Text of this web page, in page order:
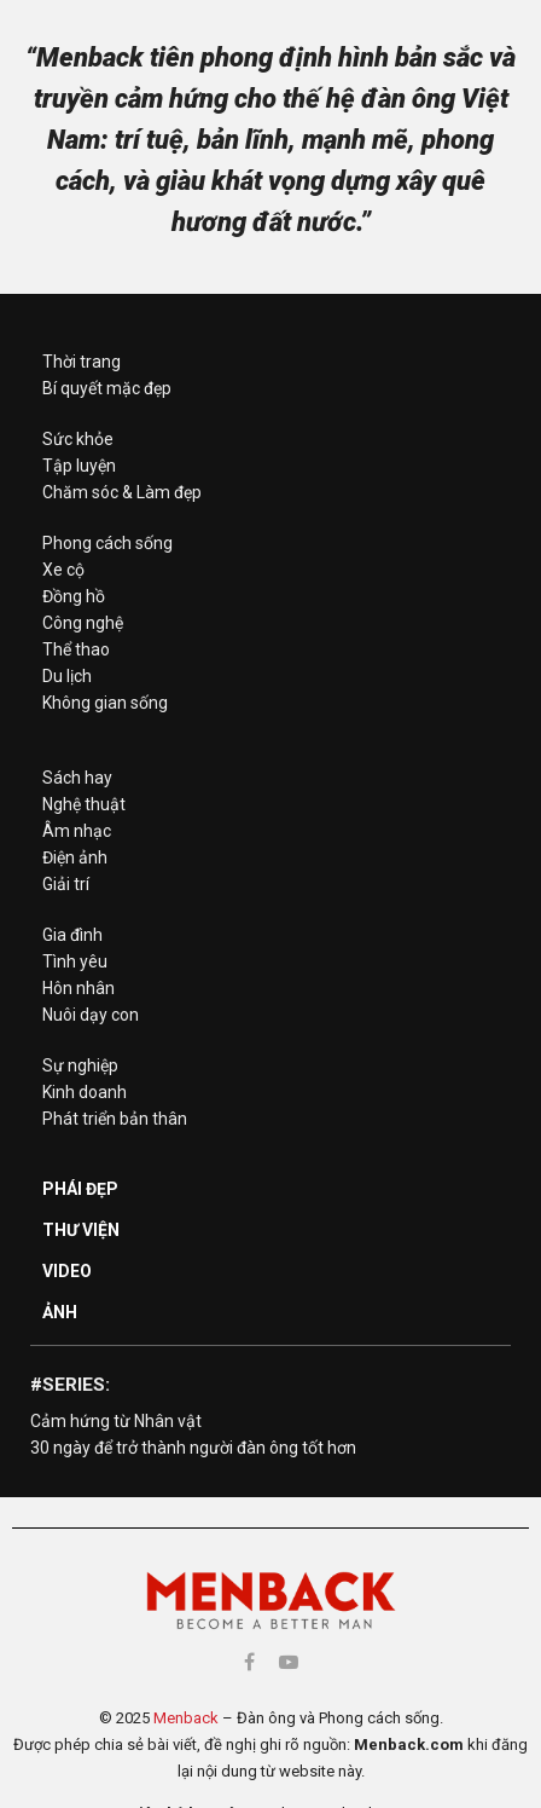
“Menback tiên phong định hình bản sắc và
truyền cảm hứng cho thế hệ đàn ông Việt
Nam: trí tuệ, bản lĩnh, mạnh mẽ, phong
cách, và giàu khát vọng dựng xây quê
hương đất nước.”
Thời trang
Bí quyết mặc đẹp
Sức khỏe
Tập luyện
Chăm sóc & Làm đẹp
Phong cách sống
Xe cộ
Đồng hồ
Công nghệ
Thể thao
Du lịch
Không gian sống
Sách hay
Nghệ thuật
Âm nhạc
Điện ảnh
Giải trí
Gia đình
Tình yêu
Hôn nhân
Nuôi dạy con
Sự nghiệp
Kinh doanh
Phát triển bản thân
PHÁI ĐẸP
THƯ VIỆN
VIDEO
ẢNH
#SERIES:
Cảm hứng từ Nhân vật
30 ngày để trở thành người đàn ông tốt hơn
© 2025 Menback – Đàn ông và Phong cách sống.
Được phép chia sẻ bài viết, đề nghị ghi rõ nguồn: Menback.com khi đăng
lại nội dung từ website này.